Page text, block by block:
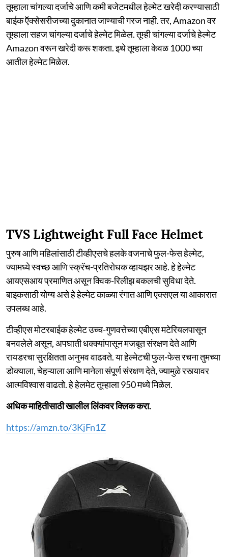
तूम्हाला चांगल्या दर्जाचे आणि कमी बजेटमधील हेल्मेट खरेदी करण्यासाठी
बाईक ऍक्सेसरीजच्या दुकानात जाण्याची गरज नाही. तर, Amazon वर
तूम्हाला सहज चांगल्या दर्जाचे हेल्मेट मिळेल. तूम्ही चांगल्या दर्जाचे हेल्मेट
Amazon वरून खरेदी करू शकता. इथे तूम्हाला केवळ 1000 च्या
आतील हेल्मेट मिळेल.
TVS Lightweight Full Face Helmet
पुरुष आणि महिलांसाठी टीव्हीएसचे हलके वजनाचे फुल-फेस हेल्मेट,
ज्यामध्ये स्वच्छ आणि स्क्रॅच-प्रतिरोधक व्हायझर आहे. हे हेल्मेट
आयएसआय प्रमाणित असून क्विक-रिलीझ बकलची सुविधा देते.
बाइकसाठी योग्य असे हे हेल्मेट काळ्या रंगात आणि एक्सएल या आकारात
उपलब्ध आहे.
टीव्हीएस मोटरबाईक हेल्मेट उच्च-गुणवत्तेच्या एबीएस मटेरियलपासून
बनवलेले असून, अपघाती धक्क्यांपासून मजबूत संरक्षण देते आणि
रायडरचा सुरक्षितता अनुभव वाढवते. या हेल्मेटची फुल-फेस रचना तुमच्या
डोक्याला, चेहऱ्याला आणि मानेला संपूर्ण संरक्षण देते, ज्यामुळे रस्त्यावर
आत्मविश्वास वाढतो. हे हेलमेट तूम्हाला 950 मध्ये मिळेल.
अधिक माहितीसाठी खालील लिंकवर क्लिक करा.
https://amzn.to/3KjFn1Z